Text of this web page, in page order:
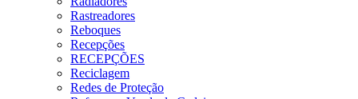
Rastreadores
Reboques
Recepções
RECEPÇÕES
Reciclagem
Redes de Proteção